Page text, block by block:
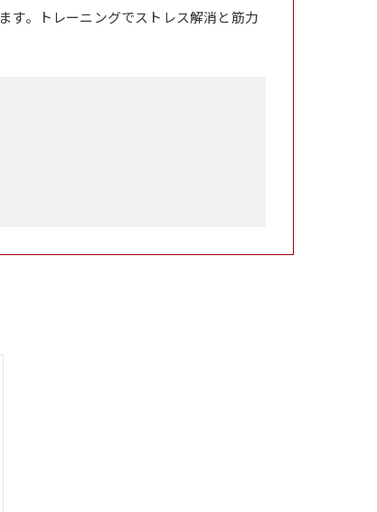
す。トレーニングでストレス解消と筋力